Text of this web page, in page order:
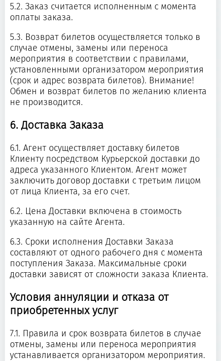
5.2. Заказ считается исполненным с момента
оплаты заказа.
5.3. Возврат билетов осуществляется только в
случае отмены, замены или переноса
мероприятия в соответствии с правилами,
установленными организатором мероприятия
(срок и адрес возврата билетов). Внимание!
Обмен и возврат билетов по желанию клиента
не производится.
6. Доставка Заказа
6.1. Агент осуществляет доставку билетов
Клиенту посредством Курьерской доставки до
адреса указанного Клиентом. Агент может
заключить договор доставки с третьим лицом
от лица Клиента, за его счет.
6.2. Цена Доставки включена в стоимость
указанную на сайте Агента.
6.3. Сроки исполнения Доставки Заказа
составляют от одного рабочего дня с момента
поступления Заказа. Максимальные сроки
доставки зависят от сложности заказа Клиента.
Условия аннуляции и отказа от
приобретенных услуг
7.1. Правила и срок возврата билетов в случае
отмены, замены или переноса мероприятия
устанавливается организатором мероприятия.